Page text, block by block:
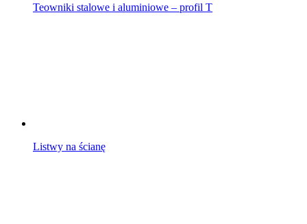
Teowniki stalowe i aluminiowe – profil T
Listwy na ścianę